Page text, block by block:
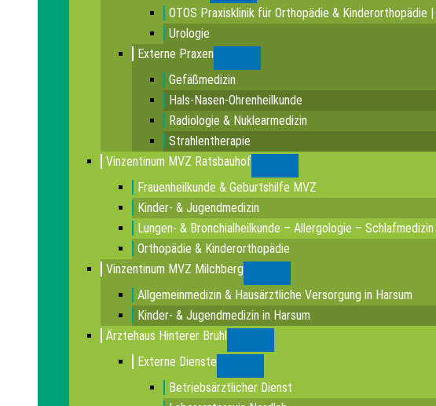
OTOS Praxisklinik für Orthopädie & Kinderorthopädie
Urologie
Externe Praxen
Gefäßmedizin
Hals-Nasen-Ohrenheilkunde
Radiologie & Nuklearmedizin
Strahlentherapie
Vinzentinum MVZ Ratsbauhof
Frauenheilkunde & Geburtshilfe MVZ
Kinder- & Jugendmedizin
Lungen- & Bronchialheilkunde – Allergologie –
Orthopädie & Kinderorthopädie
Vinzentinum MVZ Milchberg
Allgemeinmedizin & Hausärztliche Versorgung in Harsum
Kinder- & Jugendmedizin in Harsum
Ärztehaus Hinterer Brühl
Externe Dienste
Betriebsärztlicher Dienst